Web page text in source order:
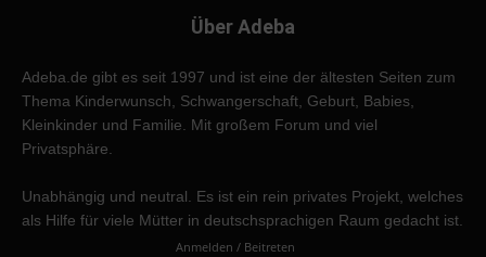
Über Adeba
Adeba.de gibt es seit 1997 und ist eine der ältesten Seiten zum
Thema Kinderwunsch, Schwangerschaft, Geburt, Babies,
Kleinkinder und Familie. Mit großem Forum und viel
Privatsphäre.
Unabhängig und neutral. Es ist ein rein privates Projekt, welches
als Hilfe für viele Mütter in deutschsprachigen Raum gedacht ist.
Anmelden / Beitreten